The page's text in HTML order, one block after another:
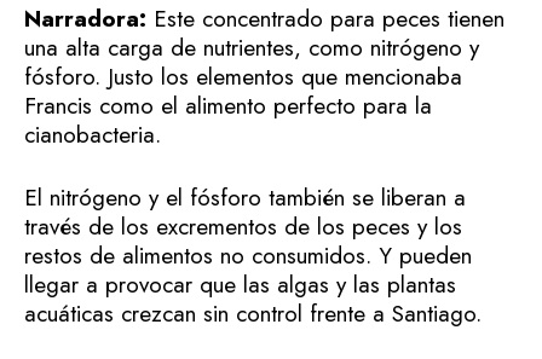
Narradora: Este concentrado para peces tienen
una alta carga de nutrientes, como nitrógeno y
fósforo. Justo los elementos que mencionaba
Francis como el alimento perfecto para la
cianobacteria.
El nitrógeno y el fósforo también se liberan a
través de los excrementos de los peces y los
restos de alimentos no consumidos. Y pueden
llegar a provocar que las algas y las plantas
acuáticas crezcan sin control frente a Santiago.